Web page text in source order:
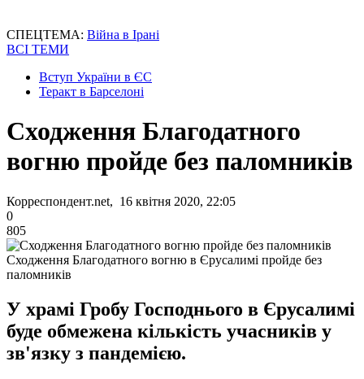
СПЕЦТЕМА: Війна в Ірані
ВСІ ТЕМИ
Вступ України в ЄС
Теракт в Барселоні
Сходження Благодатного
вогню пройде без паломників
Корреспондент.net, 16 квітня 2020, 22:05
0
805
Сходження Благодатного вогню в Єрусалимі пройде без
паломників
У храмі Гробу Господнього в Єрусалимі
буде обмежена кількість учасників у
зв'язку з пандемією.